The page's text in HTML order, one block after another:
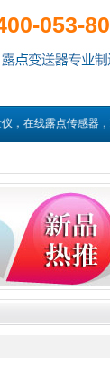
053-
在线露点传感器